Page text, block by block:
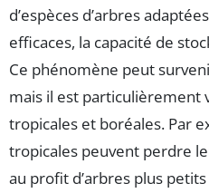
d’espèces d’arbres
efficaces, la capacité de
Ce phénomène peut
mais il est particulièrement
tropicales et boréales. Par
tropicales peuvent perdre
au profit d’arbres plus